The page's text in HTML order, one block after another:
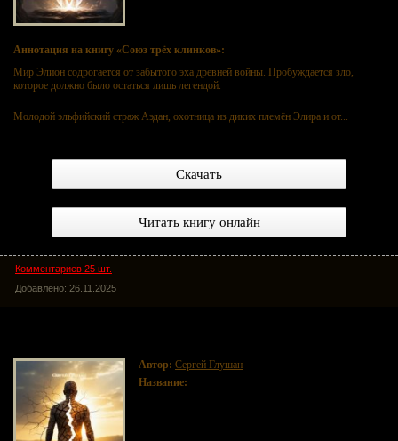
Аннотация на книгу «Союз трёх клинков»:
Мир Элион содрогается от забытого эха древней войны. Пробуждается зло,
которое должно было остаться лишь легендой.
Молодой эльфийский страж Аэдан, охотница из диких племён Элира и от...
Скачать
Читать книгу онлайн
Комментариев 25 шт.
Добавлено: 26.11.2025
Автор: Сергей Глушан
Название: